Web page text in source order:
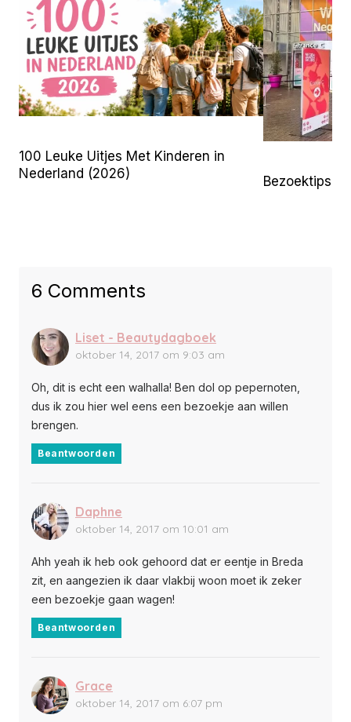
100 Leuke Uitjes Met Kinderen in
Nederland (2026)
Bezoektips
6 Comments
Liset - Beautydagboek
oktober 14, 2017 om 9:03 am
Oh, dit is echt een walhalla! Ben dol op pepernoten,
dus ik zou hier wel eens een bezoekje aan willen
brengen.
Beantwoorden
Daphne
oktober 14, 2017 om 10:01 am
Ahh yeah ik heb ook gehoord dat er eentje in Breda
zit, en aangezien ik daar vlakbij woon moet ik zeker
een bezoekje gaan wagen!
Beantwoorden
Grace
oktober 14, 2017 om 6:07 pm